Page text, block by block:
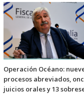
Operación Océano:
procesos abreviados,
juicios orales y 13